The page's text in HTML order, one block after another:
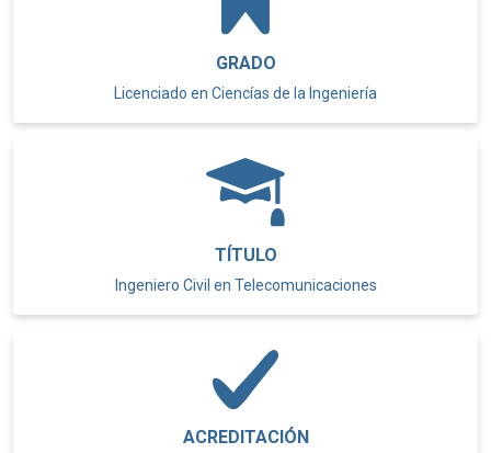
GRADO
Licenciado en Ciencías de la Ingeniería
TÍTULO
Ingeniero Civil en Telecomunicaciones
ACREDITACIÓN